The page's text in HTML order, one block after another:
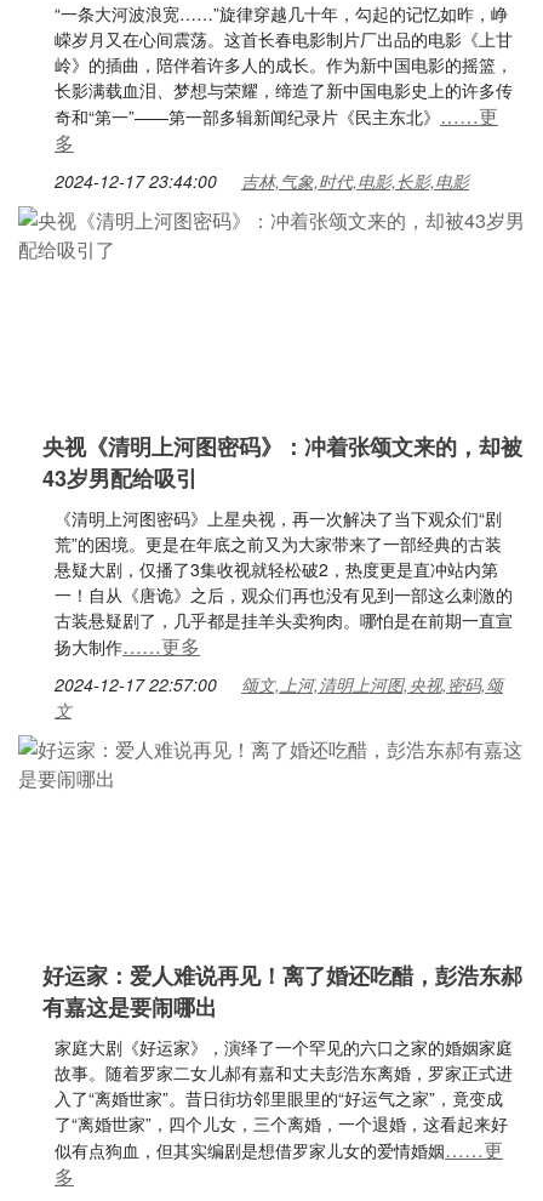
“一条大河波浪宽……”旋律穿越几十年，勾起的记忆如昨，峥
嵘岁月又在心间震荡。这首长春电影制片厂出品的电影《上甘
岭》的插曲，陪伴着许多人的成长。作为新中国电影的摇篮，
长影满载血泪、梦想与荣耀，缔造了新中国电影史上的许多传
奇和“第一”——第一部多辑新闻纪录片《民主东北》 ……更
多
2024-12-17 23:44:00 吉林,气象,时代,电影,长影,电影
央视《清明上河图密码》：冲着张颂文来的，却被
43岁男配给吸引
《清明上河图密码》上星央视，再一次解决了当下观众们“剧
荒”的困境。更是在年底之前又为大家带来了一部经典的古装
悬疑大剧，仅播了3集收视就轻松破2，热度更是直冲站内第
一！自从《唐诡》之后，观众们再也没有见到一部这么刺激的
古装悬疑剧了，几乎都是挂羊头卖狗肉。哪怕是在前期一直宣
扬大制作……更多
2024-12-17 22:57:00
颂文,上河,清明上河图,央视,密码,颂
文
好运家：爱人难说再见！离了婚还吃醋，彭浩东郝
有嘉这是要闹哪出
家庭大剧《好运家》，演绎了一个罕见的六口之家的婚姻家庭
故事。随着罗家二女儿郝有嘉和丈夫彭浩东离婚，罗家正式进
入了“离婚世家”。昔日街坊邻里眼里的“好运气之家”，竟变成
了“离婚世家”，四个儿女，三个离婚，一个退婚，这看起来好
似有点狗血，但其实编剧是想借罗家儿女的爱情婚姻……更
多